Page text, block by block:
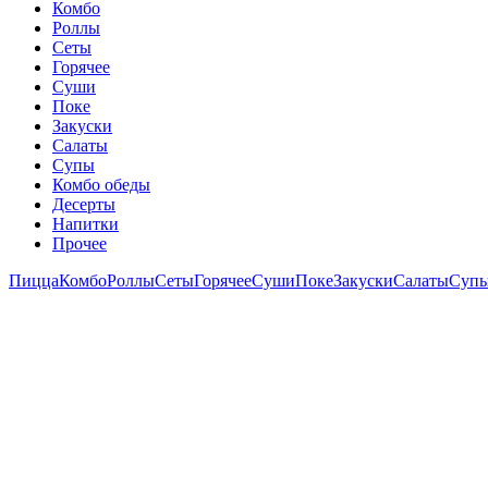
Комбо
Роллы
Сеты
Горячее
Суши
Поке
Закуски
Салаты
Супы
Комбо обеды
Десерты
Напитки
Прочее
ПиццаКомбоРоллыСетыГорячееСушиПокеЗакускиСалаты